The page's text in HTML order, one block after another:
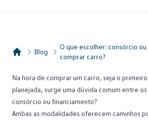
Consórcio Embracon
Blog
O que escolher: consórcio
comprar carro?
Na hora de comprar um carro, seja o
planejada, surge uma dúvida comum entre
consórcio ou financiamento?
Ambas as modalidades oferecem caminhos